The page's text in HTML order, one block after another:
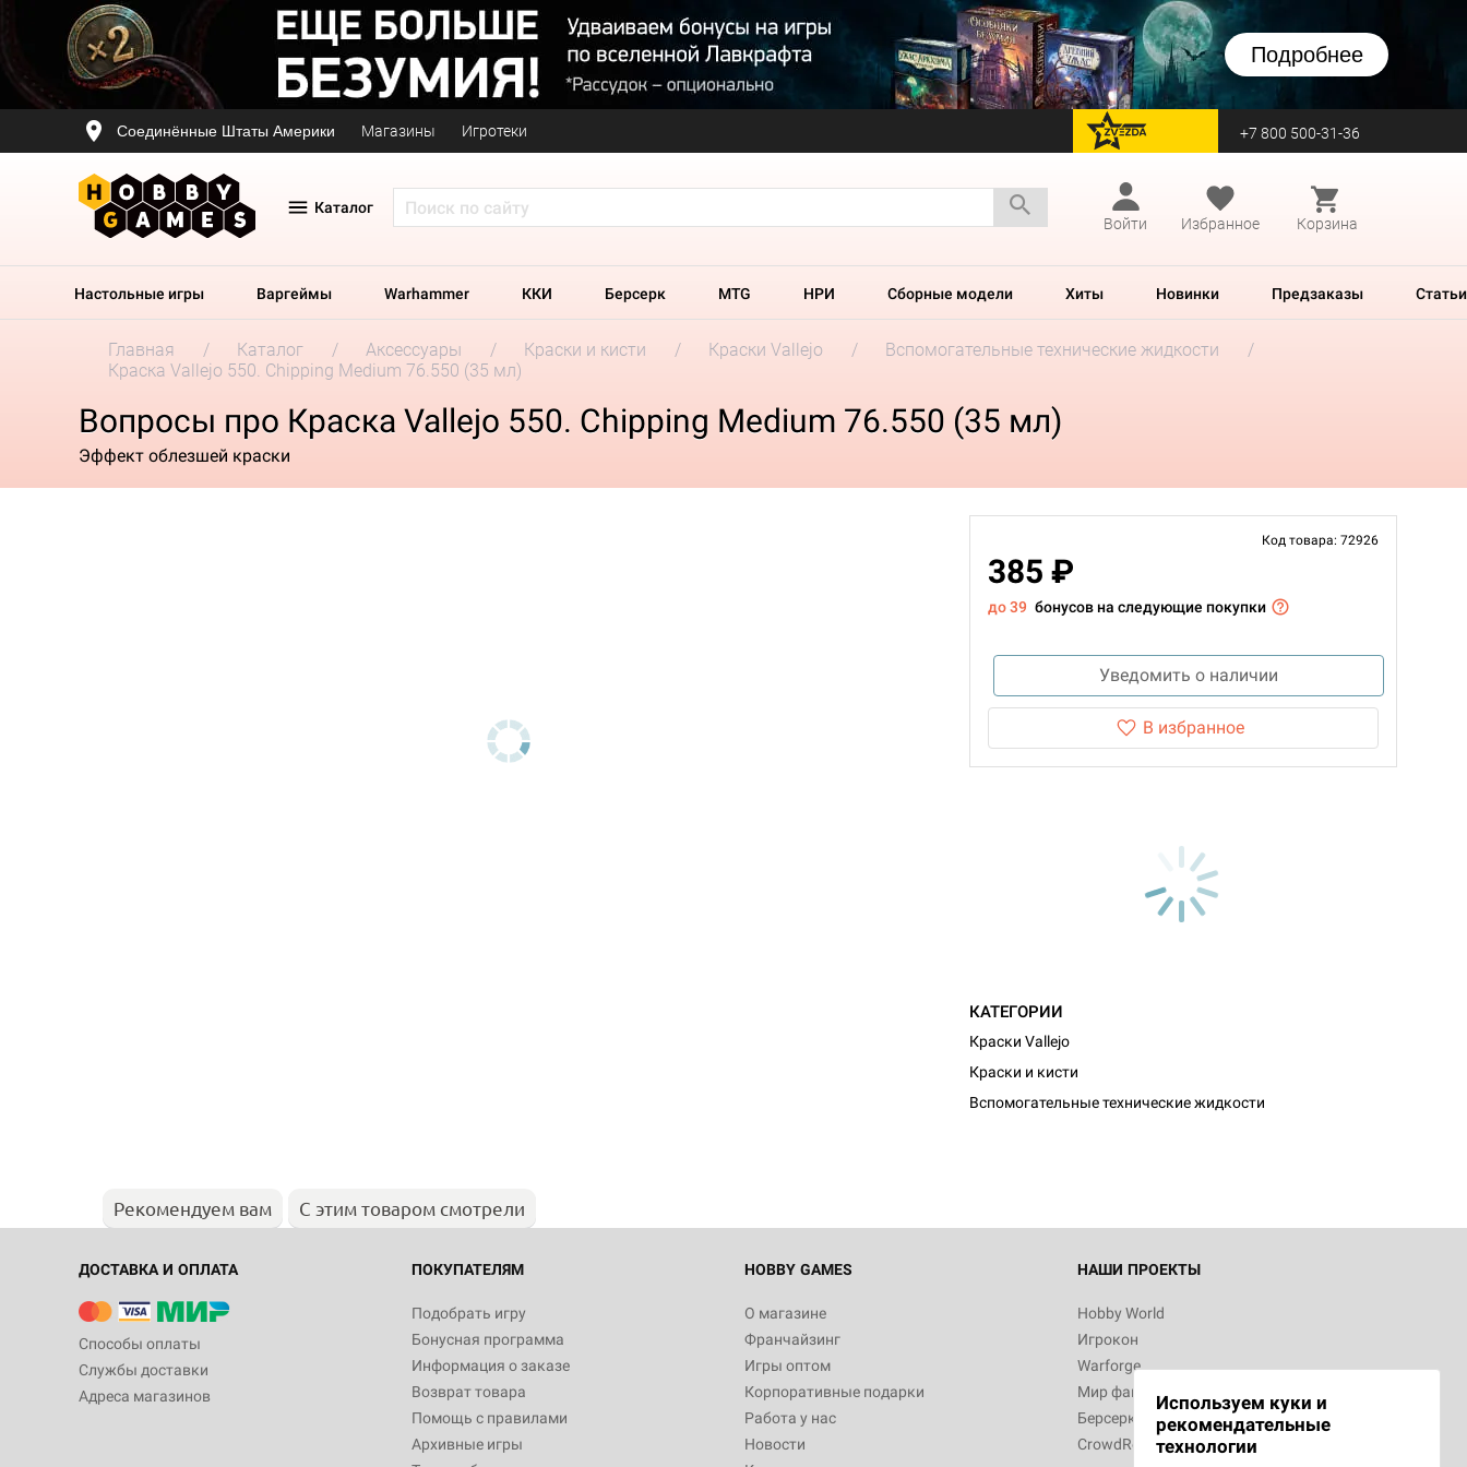
Подробнее
Соединённые Штаты Америки Магазины Игротеки перейти на Zvezda +7 800 500-31-36
Каталог
Войти
Избранное Корзина
Настольные игры Варгеймы Warhammer ККИ Берсерк MTG НРИ Сборные модели Хиты Новинки Предзаказы Статьи
Главная Каталог Аксессуары Краски и кисти Краски Vallejo
Вспомогательные технические жидкости
Краска Vallejo 550. Chipping Medium 76.550 (35 мл)
Вопросы про Краска Vallejo 550. Chipping Medium 76.550 (35 мл)
Эффект облезшей краски
Код товара: 72926
385 ₽
до 39 бонусов на следующие покупки
Уведомить о наличии
В избранное
КАТЕГОРИИ
Краски Vallejo
Краски и кисти
Вспомогательные технические жидкости
Рекомендуем вам С этим товаром смотрели
ДОСТАВКА И ОПЛАТА
Способы оплаты
Службы доставки
Адреса магазинов
ПОКУПАТЕЛЯМ
Подобрать игру
Бонусная программа
Информация о заказе
Возврат товара
Помощь с правилами
Архивные игры
HOBBY GAMES
О магазине
Франчайзинг
Игры оптом
Корпоративные подарки
Работа у нас
Новости
НАШИ ПРОЕКТЫ
Hobby World
Игрокон
Warforge
Мир фантастики
Берсерк
CrowdRepublic
Используем куки и
рекомендательные
технологии